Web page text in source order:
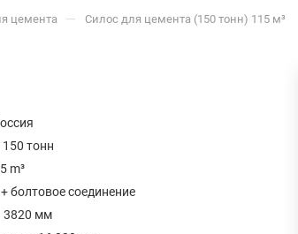
цемента — Силос для цемента (150 тонн) 115 м³
150 тонн
m³
болтовое соединение
3820 мм